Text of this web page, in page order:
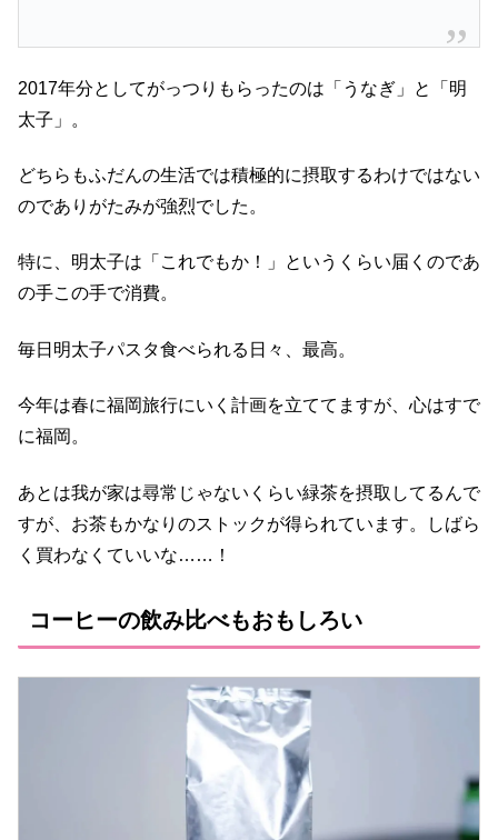
2017年分としてがっつりもらったのは「うなぎ」と「明
太子」。
どちらもふだんの生活では積極的に摂取するわけではない
のでありがたみが強烈でした。
特に、明太子は「これでもか！」というくらい届くのであ
の手この手で消費。
毎日明太子パスタ食べられる日々、最高。
今年は春に福岡旅行にいく計画を立ててますが、心はすで
に福岡。
あとは我が家は尋常じゃないくらい緑茶を摂取してるんで
すが、お茶もかなりのストックが得られています。しばら
く買わなくていいな……！
コーヒーの飲み比べもおもしろい